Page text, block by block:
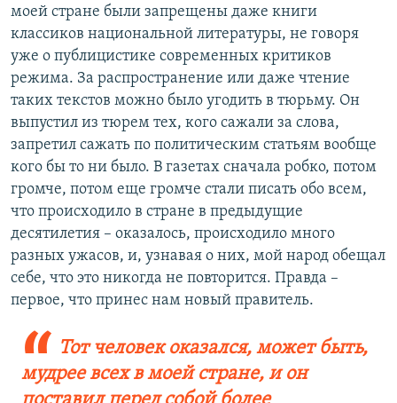
моей стране были запрещены даже книги
классиков национальной литературы, не говоря
уже о публицистике современных критиков
режима. За распространение или даже чтение
таких текстов можно было угодить в тюрьму. Он
выпустил из тюрем тех, кого сажали за слова,
запретил сажать по политическим статьям вообще
кого бы то ни было. В газетах сначала робко, потом
громче, потом еще громче стали писать обо всем,
что происходило в стране в предыдущие
десятилетия – оказалось, происходило много
разных ужасов, и, узнавая о них, мой народ обещал
себе, что это никогда не повторится. Правда –
первое, что принес нам новый правитель.
Тот человек оказался, может быть,
мудрее всех в моей стране, и он